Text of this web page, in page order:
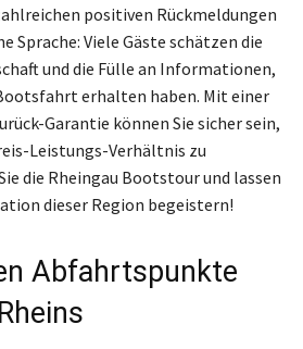
positiven Rückmeldungen
Sprache: Viele Gäste schätzen die
und die Fülle an Informationen,
erhalten haben. Mit einer
Garantie können Sie sicher sein,
Leistungs-Verhältnis zu
die Rheingau Bootstour und lassen
dieser Region begeistern!
Abfahrtspunkte